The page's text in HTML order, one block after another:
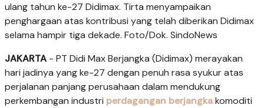
ulang tahun ke-27 Didimax. Tirta menyampaikan
penghargaan atas kontribusi yang telah diberikan Didimax
selama hampir tiga dekade. Foto/Dok. SindoNews
JAKARTA - PT Didi Max Berjangka (Didimax) merayakan
hari jadinya yang ke-27 dengan penuh rasa syukur atas
perjalanan panjang perusahaan dalam mendukung
perkembangan industri perdagangan berjangkakomoditi